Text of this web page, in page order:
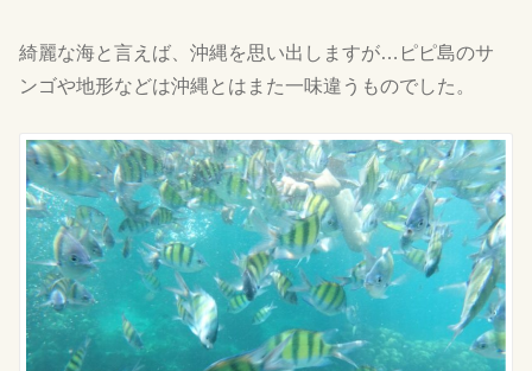
綺麗な海と言えば、沖縄を思い出しますが…ピピ島のサ
ンゴや地形などは沖縄とはまた一味違うものでした。